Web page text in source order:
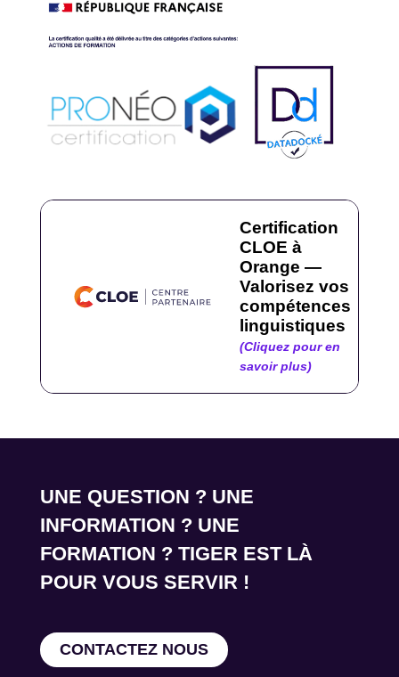
Certification
CLOE à
Orange —
Valorisez vos
compétences
linguistiques
(Cliquez pour en
savoir plus)
UNE QUESTION ? UNE
INFORMATION ? UNE
FORMATION ? TIGER EST LÀ
POUR VOUS SERVIR !
CONTACTEZ NOUS